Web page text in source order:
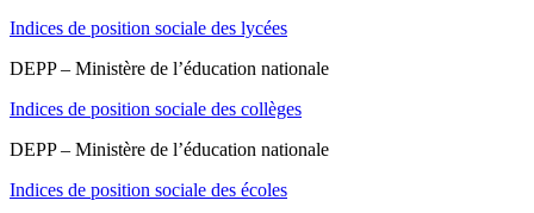
Indices de position sociale des lycées
DEPP – Ministère de l’éducation nationale
Indices de position sociale des collèges
DEPP – Ministère de l’éducation nationale
Indices de position sociale des écoles